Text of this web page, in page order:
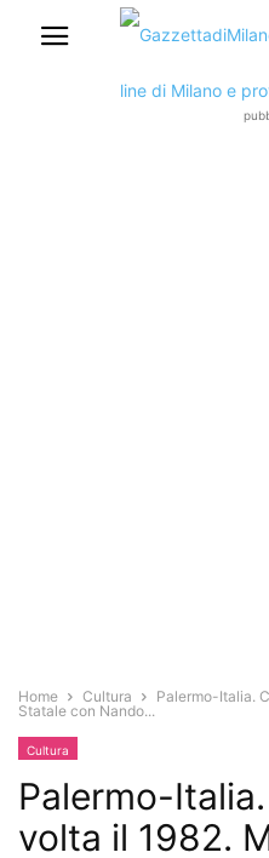
Home Cultura
Palermo-Italia.
Statale con Nando...
Cultura
Palermo-Italia.
volta il 1982.